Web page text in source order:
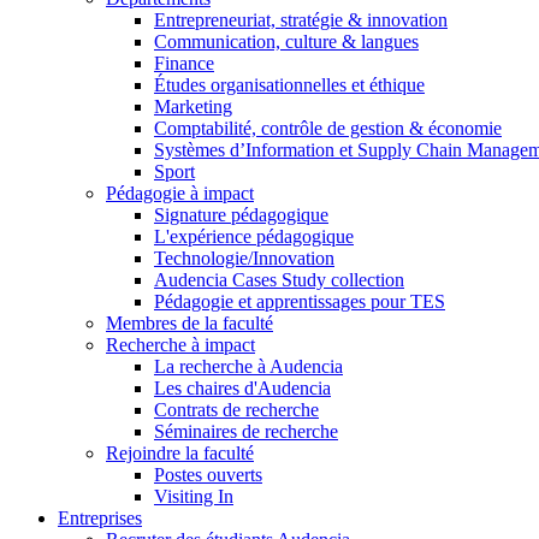
Entrepreneuriat, stratégie & innovation
Communication, culture & langues
Finance
Études organisationnelles et éthique
Marketing
Comptabilité, contrôle de gestion & économie
Systèmes d’Information et Supply Chain
Sport
Pédagogie à impact
Signature pédagogique
L'expérience pédagogique
Technologie/Innovation
Audencia Cases Study collection
Pédagogie et apprentissages pour TES
Membres de la faculté
Recherche à impact
La recherche à Audencia
Les chaires d'Audencia
Contrats de recherche
Séminaires de recherche
Rejoindre la faculté
Postes ouverts
Visiting In
Entreprises